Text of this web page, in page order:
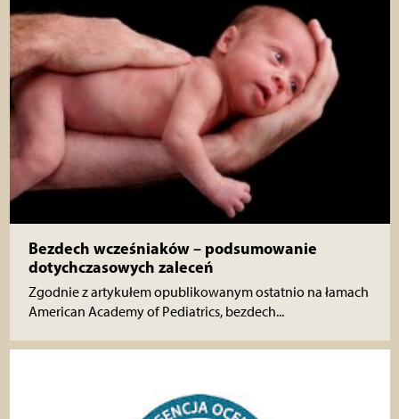
Bezdech wcześniaków – podsumowanie
dotychczasowych zaleceń
Zgodnie z artykułem opublikowanym ostatnio na łamach
American Academy of Pediatrics, bezdech...